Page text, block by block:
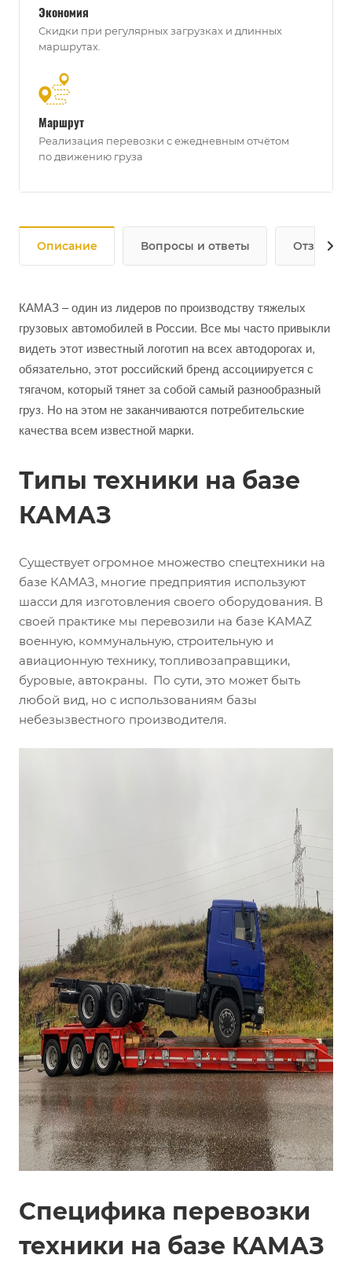
Экономия
Скидки при регулярных загрузках и длинных
маршрутах.
Маршрут
Реализация перевозки с ежедневным отчётом
по движению груза
Описание Вопросы и ответы Отзывы
КАМАЗ – один из лидеров по производству тяжелых
грузовых автомобилей в России. Все мы часто привыкли
видеть этот известный логотип на всех автодорогах и,
обязательно, этот российский бренд ассоциируется с
тягачом, который тянет за собой самый разнообразный
груз. Но на этом не заканчиваются потребительские
качества всем известной марки.
Типы техники на базе
КАМАЗ
Существует огромное множество спецтехники на
базе КАМАЗ, многие предприятия используют
шасси для изготовления своего оборудования. В
своей практике мы перевозили на базе KAMAZ
военную, коммунальную, строительную и
авиационную технику, топливозаправщики,
буровые, автокраны. По сути, это может быть
любой вид, но с использованиям базы
небезызвестного производителя.
Специфика перевозки
техники на базе КАМАЗ